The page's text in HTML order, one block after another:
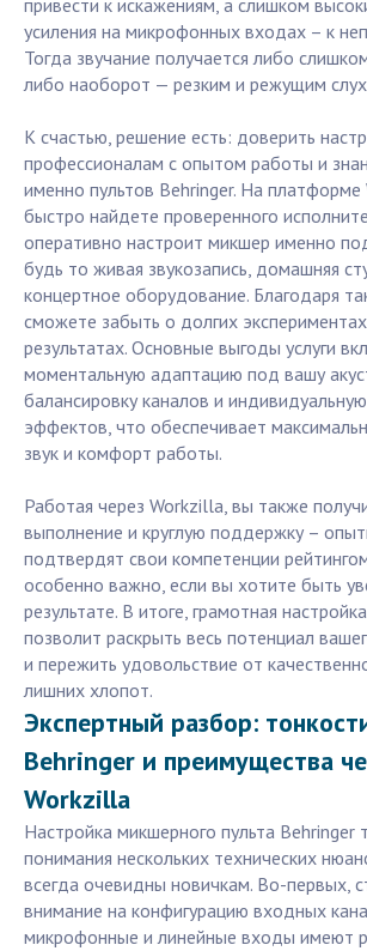
привести к искажениям, а слишком
усиления на микрофонных входах – к
Тогда звучание получается либо
либо наоборот — резким и режущим
К счастью, решение есть: доверить
профессионалам с опытом работы и
именно пультов Behringer. На
быстро найдете проверенного
оперативно настроит микшер именно
будь то живая звукозапись, домашняя
концертное оборудование. Благодаря
сможете забыть о долгих
результатах. Основные выгоды услуги
моментальную адаптацию под вашу
балансировку каналов и
эффектов, что обеспечивает
звук и комфорт работы.
Работая через Workzilla, вы также
выполнение и круглую поддержку –
подтвердят свои компетенции
особенно важно, если вы хотите быть
результате. В итоге, грамотная
позволит раскрыть весь потенциал
и пережить удовольствие от
лишних хлопот.
Экспертный разбор:
Behringer и преимущества
Workzilla
Настройка микшерного пульта Behringer
понимания нескольких технических
всегда очевидны новичкам. Во-первых,
внимание на конфигурацию входных
микрофонные и линейные входы имеют